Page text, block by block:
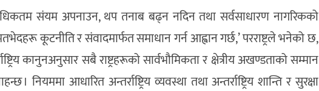
संयम अपनाउन, थप तनाब बढ्न नदिन तथा सर्वसाधारण नागरिकको
कूटनीति र संवादमार्फत समाधान गर्न आह्वान गर्छ,’ परराष्ट्रले भनेको छ,
कानुनअनुसार सबै राष्ट्रहरूको सार्वभौमिकता र क्षेत्रीय अखण्डताको सम्मान
। नियममा आधारित अन्तर्राष्ट्रिय व्यवस्था तथा अन्तर्राष्ट्रिय शान्ति र सुरक्षा